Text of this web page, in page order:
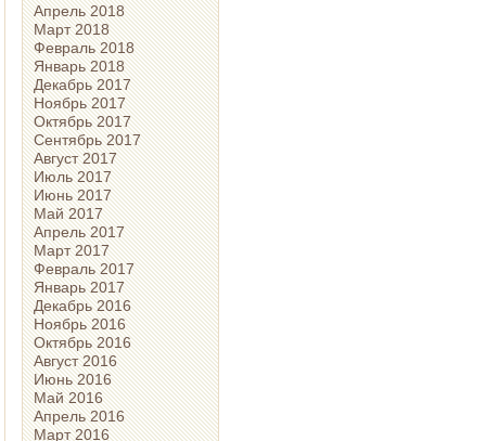
Апрель 2018
Март 2018
Февраль 2018
Январь 2018
Декабрь 2017
Ноябрь 2017
Октябрь 2017
Сентябрь 2017
Август 2017
Июль 2017
Июнь 2017
Май 2017
Апрель 2017
Март 2017
Февраль 2017
Январь 2017
Декабрь 2016
Ноябрь 2016
Октябрь 2016
Август 2016
Июнь 2016
Май 2016
Апрель 2016
Март 2016